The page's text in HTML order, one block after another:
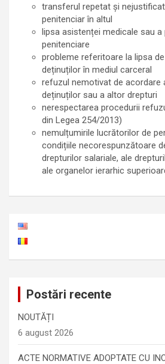
transferul repetat și
penitenciar în altul
lipsa asistenței medicale sau a
penitenciare
probleme referitoare la lipsa
deținuților în mediul carceral
refuzul nemotivat de acordare
deținuților sau a altor drepturi
nerespectarea procedurii
din Legea 254/2013)
nemulțumirile lucrătorilor de
condițiile necorespunzătoare
drepturilor salariale, ale
ale organelor ierarhic
Postări recente
NOUTĂȚI
6 august 2026
ACTE NORMATIVE ADOPTATE CU